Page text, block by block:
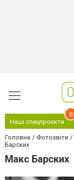
Наші спецпроєкти
8
Головна Фотозвіти
Барских
Макс Барских